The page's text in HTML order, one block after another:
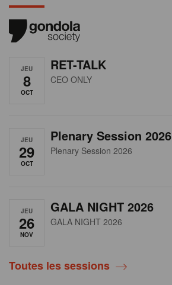
JEU
8
OCT
RET-TALK
CEO ONLY
JEU
29
OCT
Plenary Session 2026
Plenary Session 2026
JEU
26
NOV
GALA NIGHT 2026
GALA NIGHT 2026
Toutes les sessions